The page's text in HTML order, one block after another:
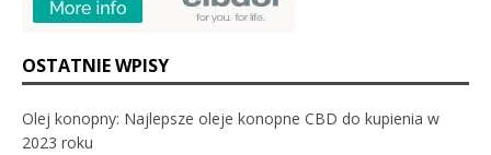
OSTATNIE WPISY
Olej konopny: Najlepsze oleje konopne CBD do kupienia w
2023 roku